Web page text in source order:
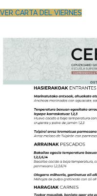
VER CARTA DEL VIERNES